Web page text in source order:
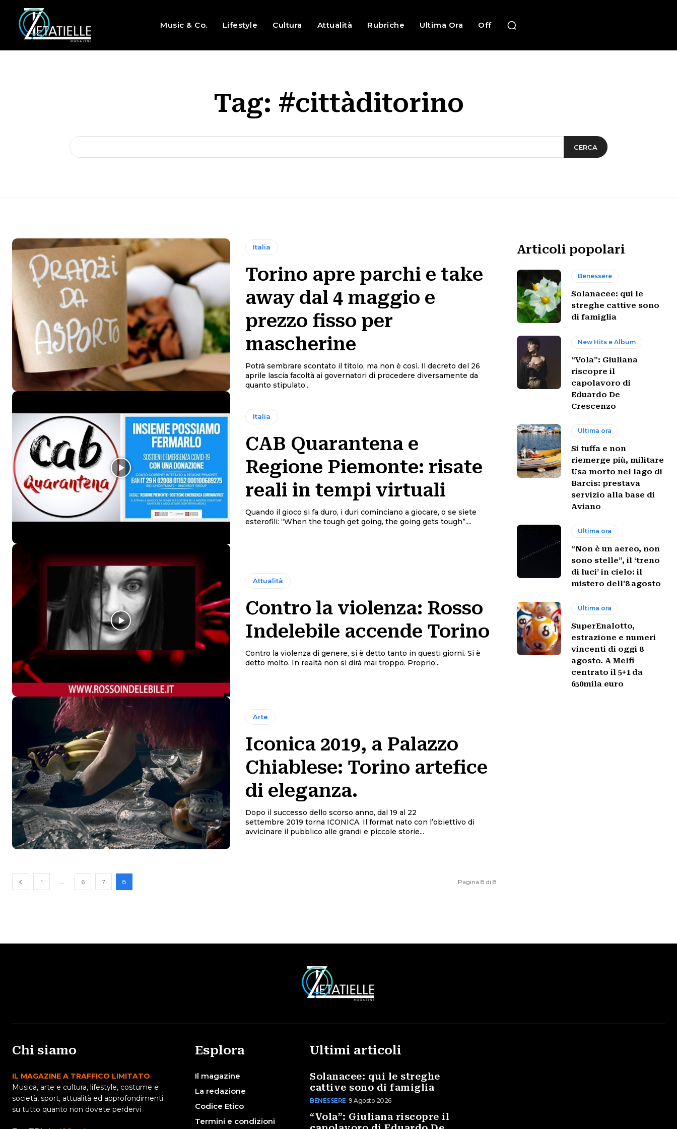
Music & Co. Lifestyle Cultura Attualità Rubriche Ultima Ora Off
Tag: #cittàditorino
CERCA
Italia
Torino apre parchi e take
away dal 4 maggio e
prezzo fisso per
mascherine
Potrà sembrare scontato il titolo, ma non è così. Il decreto del 26
aprile lascia facoltà ai governatori di procedere diversamente da
quanto stipulato...
Italia
CAB Quarantena e
Regione Piemonte: risate
reali in tempi virtuali
Quando il gioco si fa duro, i duri cominciano a giocare, o se siete
esterofili: “When the tough get going, the going gets tough”....
Attualità
Contro la violenza: Rosso
Indelebile accende Torino
Contro la violenza di genere, si è detto tanto in questi giorni. Si è
detto molto. In realtà non si dirà mai troppo. Proprio...
Arte
Iconica 2019, a Palazzo
Chiablese: Torino artefice
di eleganza.
Dopo il successo dello scorso anno, dal 19 al 22
settembre 2019 torna ICONICA. Il format nato con l’obiettivo di
avvicinare il pubblico alle grandi e piccole storie...
1 ... 6 7 8 Pagina 8 di 8
Articoli popolari
Benessere
Solanacee: qui le
streghe cattive sono
di famiglia
New Hits e Album
“Vola”: Giuliana
riscopre il
capolavoro di
Eduardo De
Crescenzo
Ultima ora
Si tuffa e non
riemerge più, militare
Usa morto nel lago di
Barcis: prestava
servizio alla base di
Aviano
Ultima ora
“Non è un aereo, non
sono stelle”, il ‘treno
di luci’ in cielo: il
mistero dell’8 agosto
Ultima ora
SuperEnalotto,
estrazione e numeri
vincenti di oggi 8
agosto. A Melfi
centrato il 5+1 da
650mila euro
Chi siamo
IL MAGAZINE A TRAFFICO LIMITATO
Musica, arte e cultura, lifestyle, costume e
società, sport, attualità ed approfondimenti
su tutto quanto non dovete perdervi
Esplora
Il magazine
La redazione
Codice Etico
Termini e condizioni
Ultimi articoli
Solanacee: qui le streghe
cattive sono di famiglia
BENESSERE 9 Agosto 2026
“Vola”: Giuliana riscopre il